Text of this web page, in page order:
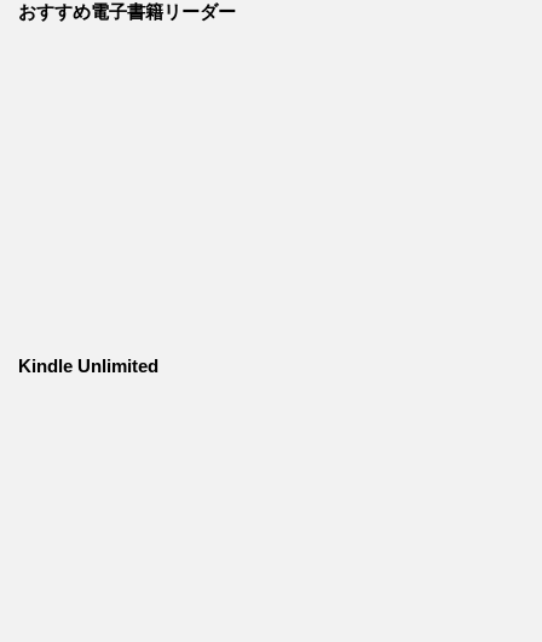
おすすめ電子書籍リーダー
Kindle Unlimited